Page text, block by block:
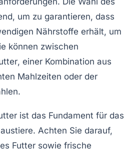
um zu garantieren, dass
Nährstoffe erhält, um
können zwischen
, einer Kombination aus
Mahlzeiten oder der
ist das Fundament für das
Achten Sie darauf,
Futter sowie frische